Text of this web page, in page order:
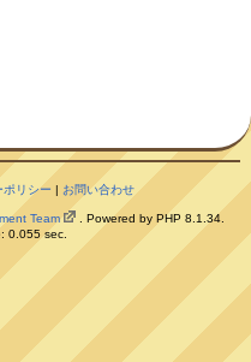
ポリシー | お問い合わせ
Team
. Powered by PHP 8.1.34.
0.055 sec.